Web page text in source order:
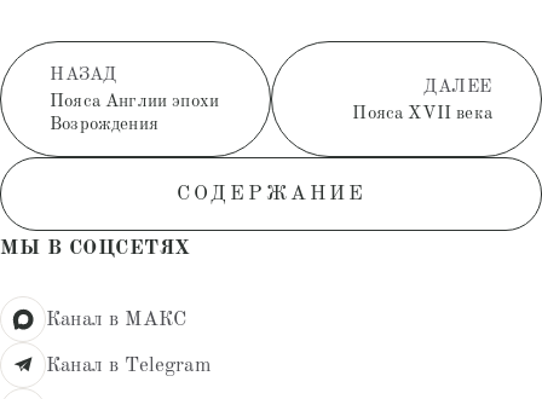
НАЗАД
Пояса Англии эпохи
Возрождения
СОДЕРЖАНИЕ
ДАЛЕЕ
Пояса XVII века
МЫ В СОЦСЕТЯХ
Канал в МАКС
Канал в Telegram